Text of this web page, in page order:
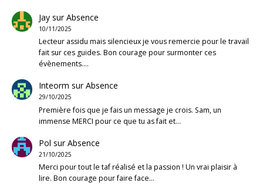
JaysurAbsence
10/11/2025
Lecteur assidu mais silencieux je vous remercie pour le travail
fait sur ces guides. Bon courage pour surmonter ces
évènements.…
Inteorm surAbsence
29/10/2025
Première fois que je fais un message je crois. Sam, un
immense MERCI pour ce que tu as fait et…
Pol surAbsence
21/10/2025
Merci pour tout le taf réalisé et la passion ! Un vrai plaisir à
lire. Bon courage pour faire face…